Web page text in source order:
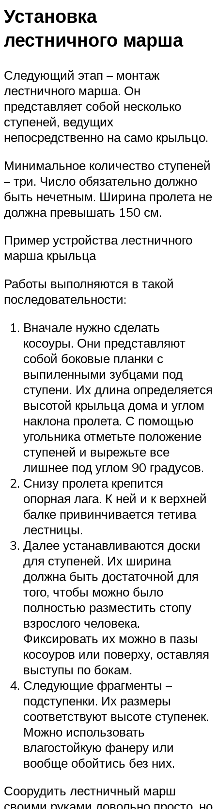
Установка
лестничного марша
Следующий этап – монтаж
лестничного марша. Он
представляет собой несколько
ступеней, ведущих
непосредственно на само крыльцо.
Минимальное количество ступеней
– три. Число обязательно должно
быть нечетным. Ширина пролета не
должна превышать 150 см.
Пример устройства лестничного
марша крыльца
Работы выполняются в такой
последовательности:
Вначале нужно сделать
косоуры. Они представляют
собой боковые планки с
выпиленными зубцами под
ступени. Их длина определяется
высотой крыльца дома и углом
наклона пролета. С помощью
угольника отметьте положение
ступеней и вырежьте все
лишнее под углом 90 градусов.
Снизу пролета крепится
опорная лага. К ней и к верхней
балке привинчивается тетива
лестницы.
Далее устанавливаются доски
для ступеней. Их ширина
должна быть достаточной для
того, чтобы можно было
полностью разместить стопу
взрослого человека.
Фиксировать их можно в пазы
косоуров или поверху, оставляя
выступы по бокам.
Следующие фрагменты –
подступенки. Их размеры
соответствуют высоте ступенек.
Можно использовать
влагостойкую фанеру или
вообще обойтись без них.
Соорудить лестничный марш